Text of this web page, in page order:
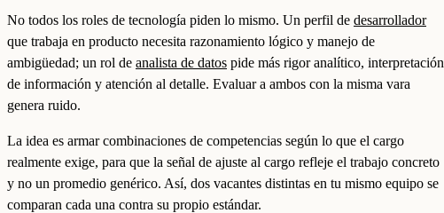
No todos los roles de tecnología piden lo mismo. Un perfil de desarrollador
que trabaja en producto necesita razonamiento lógico y manejo de
ambigüedad; un rol de analista de datos pide más rigor analítico, interpretación
de información y atención al detalle. Evaluar a ambos con la misma vara
genera ruido.
La idea es armar combinaciones de competencias según lo que el cargo
realmente exige, para que la señal de ajuste al cargo refleje el trabajo concreto
y no un promedio genérico. Así, dos vacantes distintas en tu mismo equipo se
comparan cada una contra su propio estándar.